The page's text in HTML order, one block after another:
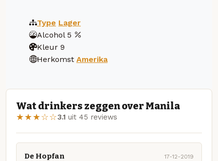
Type Lager
Alcohol 5
Kleur 9
Herkomst Amerika
Wat drinkers zeggen over Manila
★★★☆☆3.1 uit 45 reviews
De Hopfan 17-12-2019